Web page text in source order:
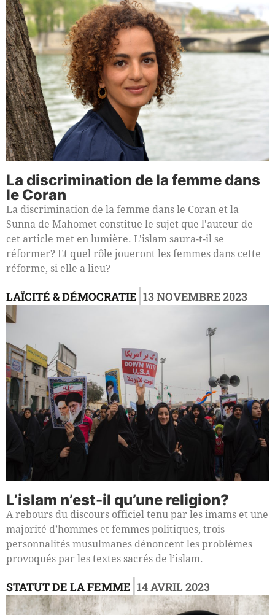
La discrimination de la femme dans
le Coran
La discrimination de la femme dans le Coran et la
Sunna de Mahomet constitue le sujet que l'auteur de
cet article met en lumière. L'islam saura-t-il se
réformer? Et quel rôle joueront les femmes dans cette
réforme, si elle a lieu?
LAÏCITÉ & DÉMOCRATIE 13 NOVEMBRE 2023
L’islam n’est-il qu’une religion?
A rebours du discours officiel tenu par les imams et une
majorité d’hommes et femmes politiques, trois
personnalités musulmanes dénoncent les problèmes
provoqués par les textes sacrés de l’islam.
STATUT DE LA FEMME 14 AVRIL 2023